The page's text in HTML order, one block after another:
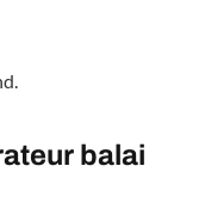
balai